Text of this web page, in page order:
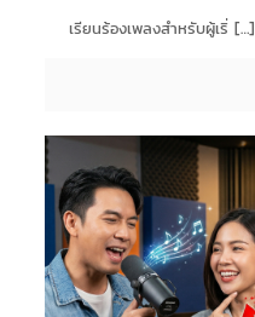
เรียนร้องเพลงสำหรับผู้เริ่[…]